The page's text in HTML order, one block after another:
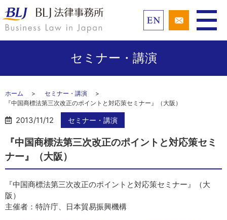
セミナー・講演
ホーム
セミナー・講演
『中国商標法第三次改正のポイントと対応策セミナー』（大阪）
2013/11/12 セミナー・講演
『中国商標法第三次改正のポイントと対応策セミ
ナー』（大阪）
『中国商標法第三次改正のポイントと対応策セミナー』（大
阪）
主催者：特許庁、日本貿易振興機構